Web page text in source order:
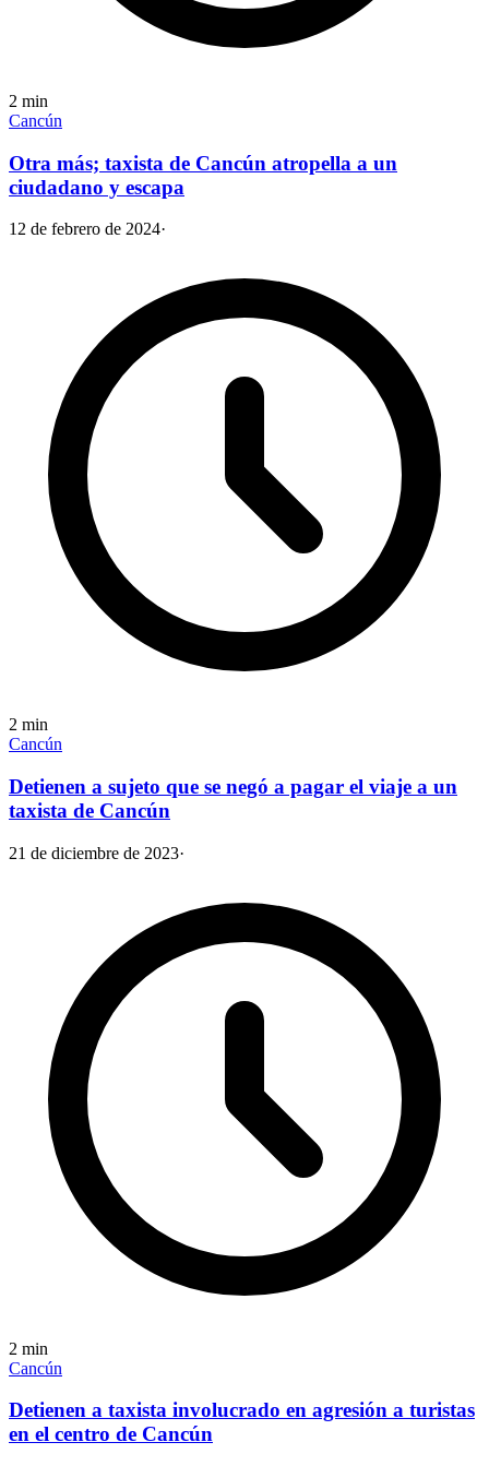
2 min
Cancún
Otra más; taxista de Cancún atropella a un
ciudadano y escapa
12 de febrero de 2024·
2 min
Cancún
Detienen a sujeto que se negó a pagar el viaje a un
taxista de Cancún
21 de diciembre de 2023·
2 min
Cancún
Detienen a taxista involucrado en agresión a turistas
en el centro de Cancún